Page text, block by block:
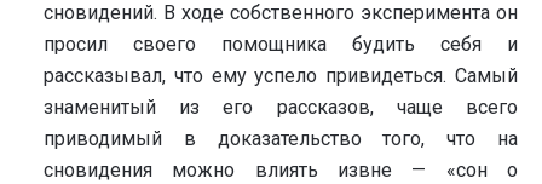
сновидений. В ходе собственного эксперимента он
просил своего помощника будить себя и
рассказывал, что ему успело привидеться. Самый
знаменитый из его рассказов, чаще всего
приводимый в доказательство того, что на
сновидения можно влиять извне — «сон о